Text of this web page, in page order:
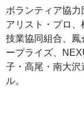
ボランティア協力
アリスト・プロ
技業協同組合、鳳
ープライズ、
子・高尾・南大
ル。